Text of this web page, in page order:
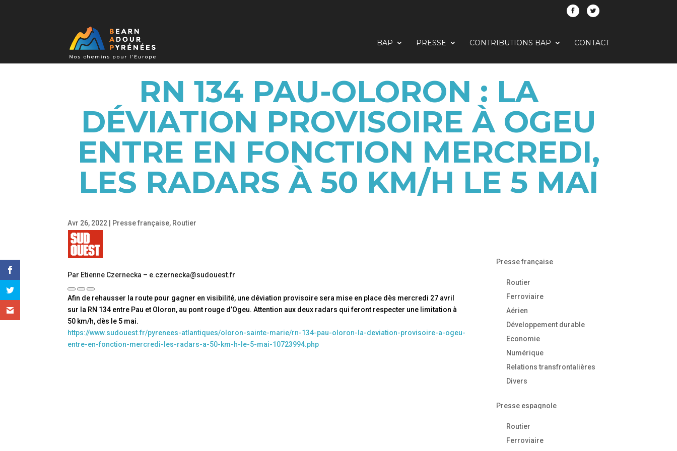
BAP PRESSE CONTRIBUTIONS BAP CONTACT
RN 134 PAU-OLORON : LA
DÉVIATION PROVISOIRE À OGEU
ENTRE EN FONCTION MERCREDI,
LES RADARS À 50 KM/H LE 5 MAI
Avr 26, 2022 Presse française, Routier
Par Etienne Czernecka – e.czernecka@sudouest.fr
Afin de rehausser la route pour gagner en visibilité, une déviation provisoire sera mise en place dès mercredi 27 avril
sur la RN 134 entre Pau et Oloron, au pont rouge d’Ogeu. Attention aux deux radars qui feront respecter une limitation à
50 km/h, dès le 5 mai.
https://www.sudouest.fr/pyrenees-atlantiques/oloron-sainte-marie/rn-134-pau-oloron-la-deviation-provisoire-a-ogeu-
entre-en-fonction-mercredi-les-radars-a-50-km-h-le-5-mai-10723994.php
Presse française
Routier
Ferroviaire
Aérien
Développement durable
Economie
Numérique
Relations transfrontalières
Divers
Presse espagnole
Routier
Ferroviaire